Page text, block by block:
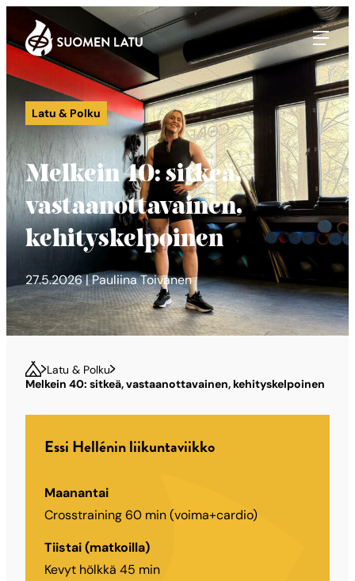
Siirry
suoraan
sisältöön
Suomen Latu
Latu & Polku
Melkein 40: sitkeä,
vastaanottavainen,
kehityskelpoinen
27.5.2026 | Pauliina Toivanen
Latu & Polku
Melkein 40: sitkeä, vastaanottavainen, kehityskelpoinen
Essi Hellénin liikuntaviikko
Maanantai
Crosstraining 60 min (voima+cardio)
Tiistai (matkoilla)
Kevyt hölkkä 45 min